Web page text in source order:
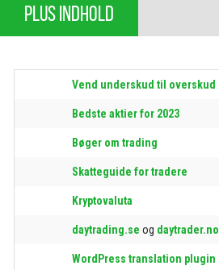
PLUS INDHOLD
Vend underskud til overskud
Bedste aktier for 2023
Bøger om trading
Skatteguide for tradere
Kryptovaluta
daytrading.se og daytrader.no
WordPress translation plugin